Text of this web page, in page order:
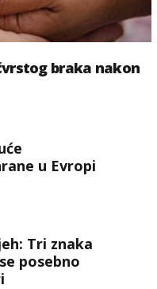
braka nakon
u Evropi
Tri znaka
posebno